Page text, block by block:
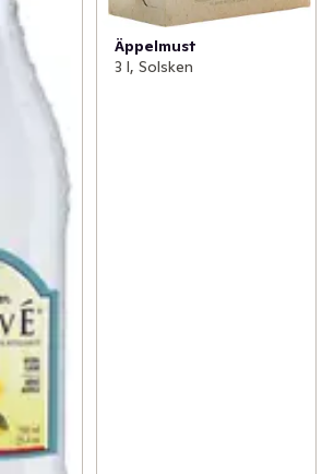
Äppelmust
3 l, Solsken